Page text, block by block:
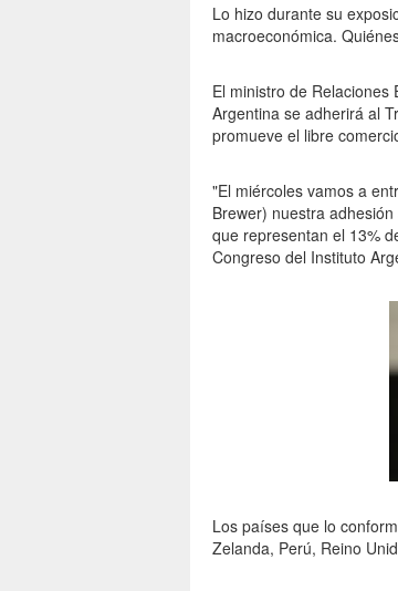
Lo hizo durante su
macroeconómica.
El ministro de
Argentina se adherirá al
promueve el libre
"El miércoles vamos a
Brewer) nuestra
que representan el 13%
Congreso del Instituto
Los países que lo
Zelanda, Perú, Reino